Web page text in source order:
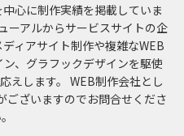
心に制作実績を掲載していま
ーアルからサービスサイトの企
ィアサイト制作や複雑なWEB
ン、グラフックデザインを駆使
えします。 WEB制作会社とし
ございますのでお問合せくださ